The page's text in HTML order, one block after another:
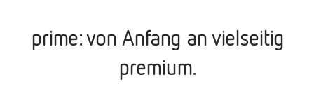
prime: von Anfang an vielseitig
premium.